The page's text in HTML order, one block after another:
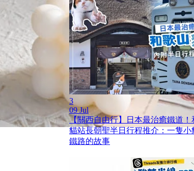
3
09 Jul
【關西自由行】日本最治癒鐵道！
貓站長朝聖半日行程推介：一隻小
鐵路的故事